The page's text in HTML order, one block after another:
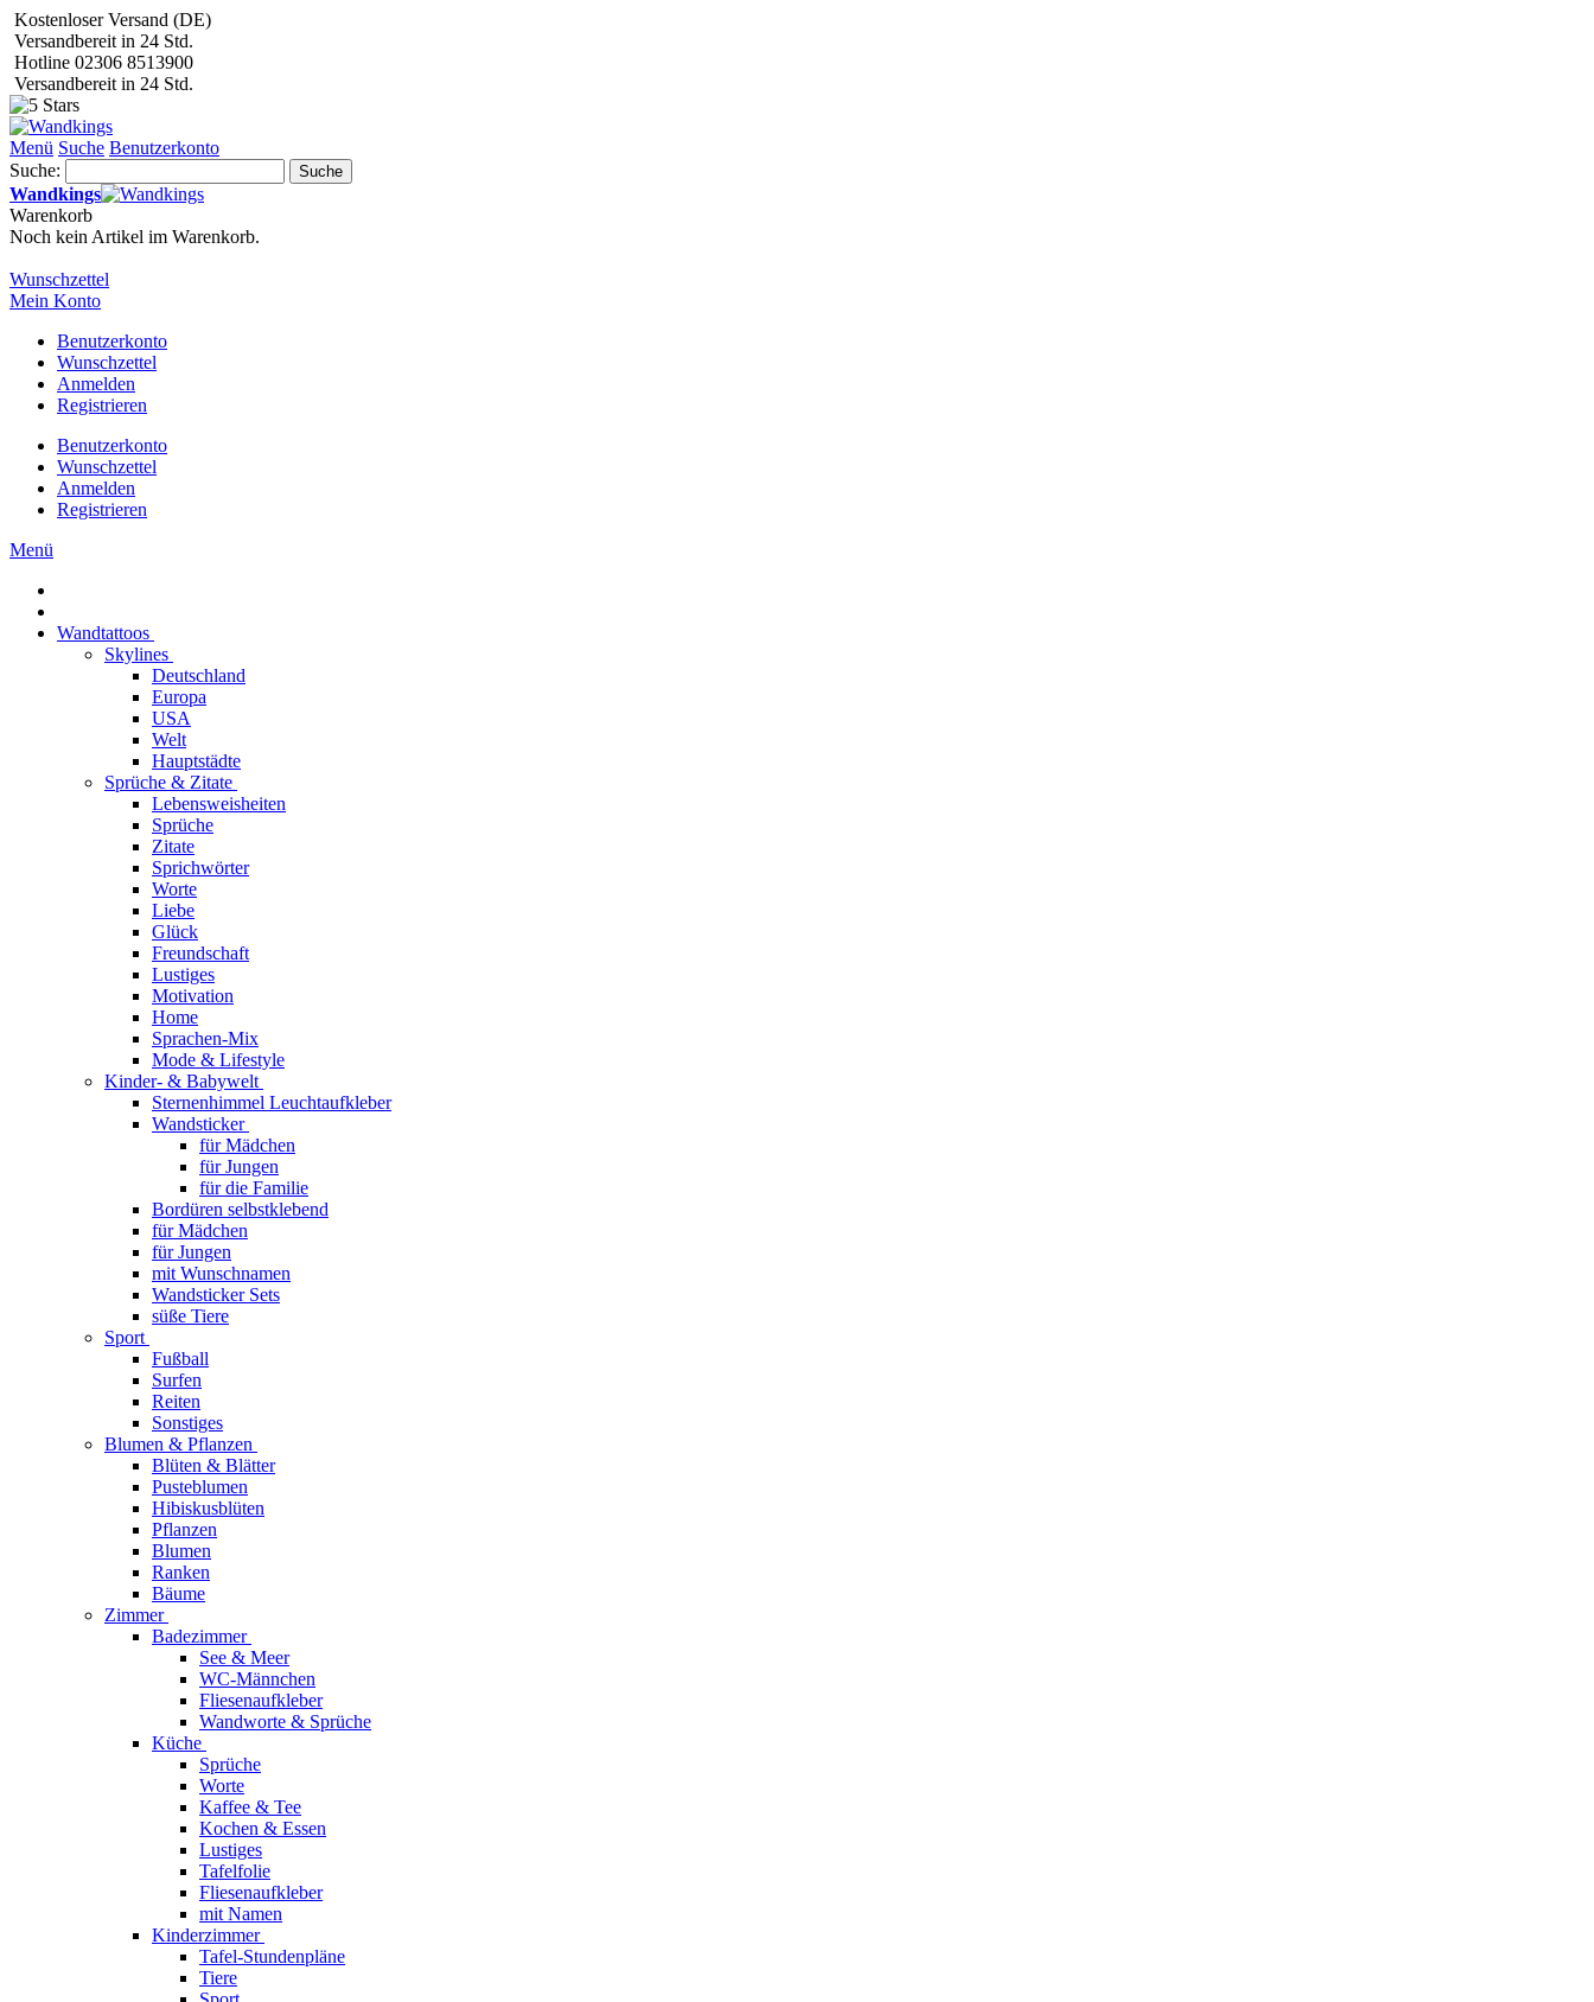
Kostenloser Versand (DE)
Versandbereit in 24 Std.
Hotline 02306 8513900
Versandbereit in 24 Std.
Menü Suche Benutzerkonto
Suche:
Suche
Wandkings
Warenkorb
Noch kein Artikel im Warenkorb.
Wunschzettel
Mein Konto
Benutzerkonto
Wunschzettel
Anmelden
Registrieren
Benutzerkonto
Wunschzettel
Anmelden
Registrieren
Menü
Wandtattoos
Skylines
Deutschland
Europa
USA
Welt
Hauptstädte
Sprüche & Zitate
Lebensweisheiten
Sprüche
Zitate
Sprichwörter
Worte
Liebe
Glück
Freundschaft
Lustiges
Motivation
Home
Sprachen-Mix
Mode & Lifestyle
Kinder- & Babywelt
Sternenhimmel Leuchtaufkleber
Wandsticker
für Mädchen
für Jungen
für die Familie
Bordüren selbstklebend
für Mädchen
für Jungen
mit Wunschnamen
Wandsticker Sets
süße Tiere
Sport
Fußball
Surfen
Reiten
Sonstiges
Blumen & Pflanzen
Blüten & Blätter
Pusteblumen
Hibiskusblüten
Pflanzen
Blumen
Ranken
Bäume
Zimmer
Badezimmer
See & Meer
WC-Männchen
Fliesenaufkleber
Wandworte & Sprüche
Küche
Sprüche
Worte
Kaffee & Tee
Kochen & Essen
Lustiges
Tafelfolie
Fliesenaufkleber
mit Namen
Kinderzimmer
Tafel-Stundenpläne
Tiere